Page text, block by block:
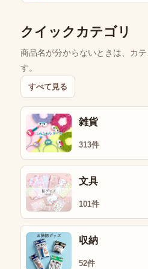
クイックカテゴリ
商品名が分からないときは、カ
す。
すべて見る
雑貨
313件
文具
101件
収納
52件